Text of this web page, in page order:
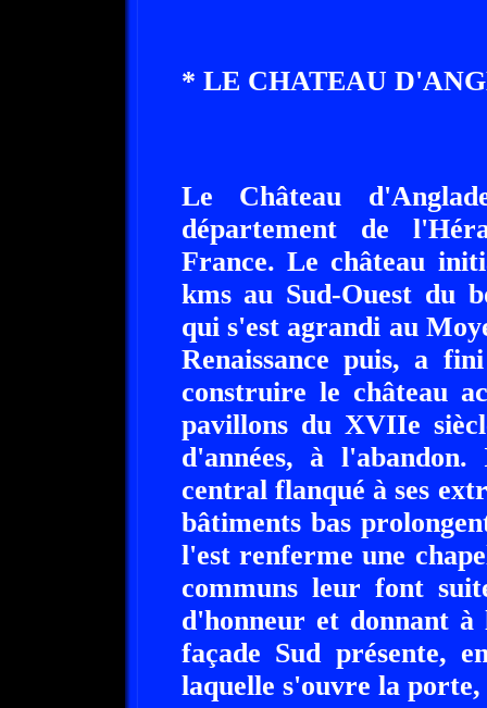
* LE CHATEAU
Le Château
département de
France. Le château
kms au Sud-Ouest du
qui s'est agrandi au
Renaissance puis, a
construire le château
pavillons du XVIIe
d'années, à
central flanqué à ses
bâtiments bas
l'est renferme une
communs leur font
d'honneur et donnant
façade Sud présente,
laquelle s'ouvre la